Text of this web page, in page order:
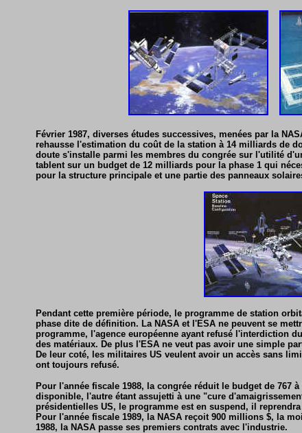
Février 1987, diverses études successives, menées par la
rehausse l'estimation du coût de la station à 14 milliards de
doute s'installe parmi les membres du congrée sur l'utilité
tablent sur un budget de 12 milliards pour la phase 1 qui
pour la structure principale et une partie des panneaux
Pendant cette première période, le programme de station
phase dite de définition. La NASA et l'ESA ne peuvent se
programme, l'agence européenne ayant refusé l'interdiction
des matériaux. De plus l'ESA ne veut pas avoir une simple
De leur coté, les militaires US veulent avoir un accès sans
ont toujours refusé.
Pour l'année fiscale 1988, la congrée réduit le budget de 767
disponible, l'autre étant assujetti à une "cure
présidentielles US, le programme est en suspend, il
Pour l'année fiscale 1989, la NASA reçoit 900 millions $, la
1988, la NASA passe ses premiers contrats avec l'industrie.